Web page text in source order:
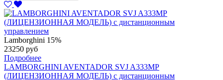
Lamborghini 15%
23250 руб
Подробнее
LAMBORGHINI AVENTADOR SVJ A333MP
(ЛИЦЕНЗИОННАЯ МОДЕЛЬ) с дистанционным